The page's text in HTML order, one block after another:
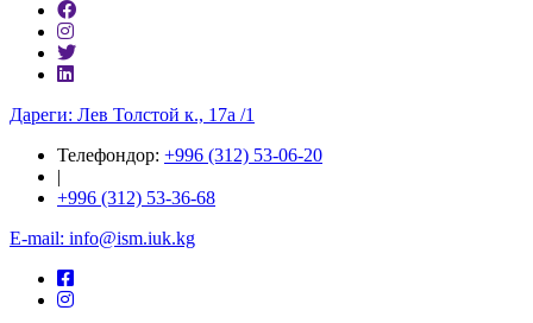
Дареги: Лев Толстой к., 17а /1
Телефондор: +996 (312) 53-06-20
|
+996 (312) 53-36-68
E-mail: info@ism.iuk.kg